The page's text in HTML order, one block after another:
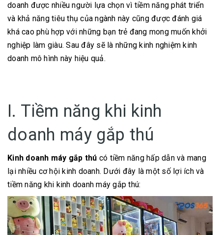
doanh được nhiều người lựa chọn vì tiềm năng phát triển
và khả năng tiêu thụ của ngành này cũng được đánh giá
khá cao phù hợp với những bạn trẻ đang mong muốn khởi
nghiệp làm giàu. Sau đây sẽ là những kinh nghiệm kinh
doanh mô hình này hiệu quả.
I. Tiềm năng khi kinh
doanh máy gắp thú
Kinh doanh máy gắp thú có tiềm năng hấp dẫn và mang
lại nhiều cơ hội kinh doanh. Dưới đây là một số lợi ích và
tiềm năng khi kinh doanh máy gắp thú: